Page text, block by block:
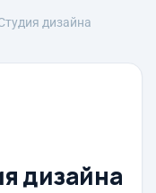
дизайна
дизайна